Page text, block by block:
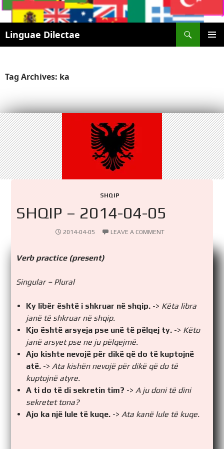
Linguae Dilectae
SKIP
Tag Archives: ka
SHQIP
SHQIP – 2014-04-05
2014-04-05 LEAVE A COMMENT
Verb practice (present)
Singular – Plural
Ky libër është i shkruar në shqip. -> Këta libra
janë të shkruar në shqip.
Kjo është arsyeja pse unë të pëlqej ty. -> Këto
janë arsyet pse ne ju pëlqejmë.
Ajo kishte nevojë për dikë që do të kuptojnë
atë. ->Ata kishën nevojë për dikë që do të
kuptojnë atyre.
A ti do të di sekretin tim? ->A ju doni të dini
sekretet tona?
Ajo ka një lule të kuqe. ->Ata kanë lule të kuqe.